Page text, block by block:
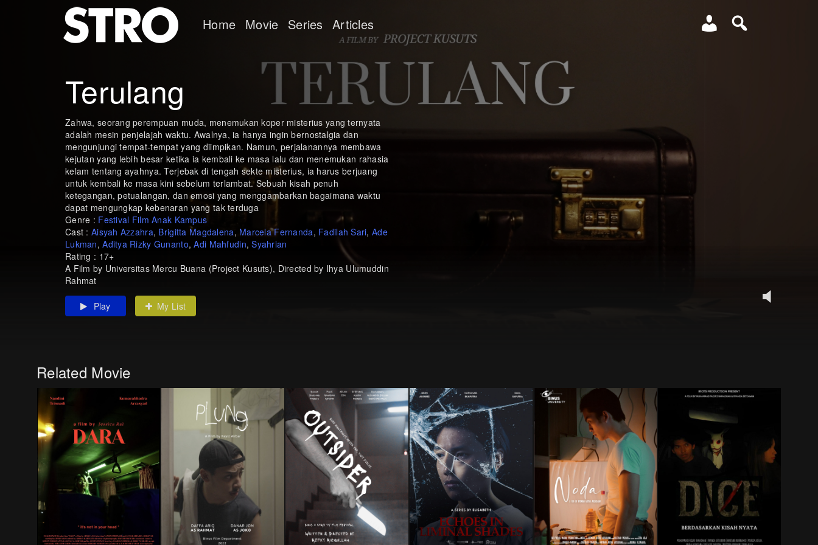
Home Movie Series Articles
Terulang
Zahwa, seorang perempuan muda, menemukan koper misterius yang ternyata
adalah mesin penjelajah waktu. Awalnya, ia hanya ingin bernostalgia dan
mengunjungi tempat-tempat yang diimpikan. Namun, perjalanannya membawa
kejutan yang lebih besar ketika ia kembali ke masa lalu dan menemukan rahasia
kelam tentang ayahnya. Terjebak di tengah sekte misterius, ia harus berjuang
untuk kembali ke masa kini sebelum terlambat. Sebuah kisah penuh
ketegangan, petualangan, dan emosi yang menggambarkan bagaimana waktu
dapat mengungkap kebenaran yang tak terduga
Genre : Festival Film Anak Kampus
Cast : Aisyah Azzahra, Brigitta Magdalena, Marcela Fernanda, Fadilah Sari,Ade
Lukman,Aditya Rizky Gunanto,Adi Mahfudin,Syahrian
Rating : 17+
A Film by Universitas Mercu Buana (Project Kusuts), Directed by Ihya Ulumuddin
Rahmat
Play My List
Related Movie